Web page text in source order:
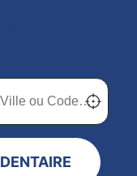
près de
de chez vous Localisez-